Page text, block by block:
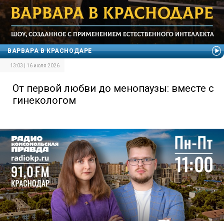
ВАРВАРА В КРАСНОДАРЕ
13:03 | 16 июля 2026
От первой любви до менопаузы: вместе с
гинекологом